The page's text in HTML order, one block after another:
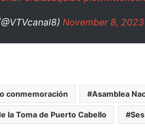
November 8, 2023
conmemoración Asamblea
la Toma de Puerto Cabello